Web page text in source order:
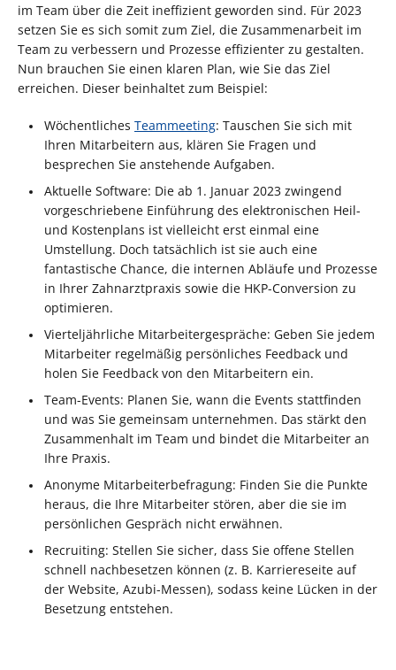
im Team über die Zeit ineffizient geworden sind. Für 2023
setzen Sie es sich somit zum Ziel, die Zusammenarbeit im
Team zu verbessern und Prozesse effizienter zu gestalten.
Nun brauchen Sie einen klaren Plan, wie Sie das Ziel
erreichen. Dieser beinhaltet zum Beispiel:
Wöchentliches Teammeeting: Tauschen Sie sich mit
Ihren Mitarbeitern aus, klären Sie Fragen und
besprechen Sie anstehende Aufgaben.
Aktuelle Software: Die ab 1. Januar 2023 zwingend
vorgeschriebene Einführung des elektronischen Heil-
und Kostenplans ist vielleicht erst einmal eine
Umstellung. Doch tatsächlich ist sie auch eine
fantastische Chance, die internen Abläufe und Prozesse
in Ihrer Zahnarztpraxis sowie die HKP-Conversion zu
optimieren.
Vierteljährliche Mitarbeitergespräche: Geben Sie jedem
Mitarbeiter regelmäßig persönliches Feedback und
holen Sie Feedback von den Mitarbeitern ein.
Team-Events: Planen Sie, wann die Events stattfinden
und was Sie gemeinsam unternehmen. Das stärkt den
Zusammenhalt im Team und bindet die Mitarbeiter an
Ihre Praxis.
Anonyme Mitarbeiterbefragung: Finden Sie die Punkte
heraus, die Ihre Mitarbeiter stören, aber die sie im
persönlichen Gespräch nicht erwähnen.
Recruiting: Stellen Sie sicher, dass Sie offene Stellen
schnell nachbesetzen können (z. B. Karriereseite auf
der Website, Azubi-Messen), sodass keine Lücken in der
Besetzung entstehen.